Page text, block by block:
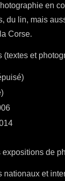
en
du lin, mais
Corse.
(textes et
expositions de
nationaux et